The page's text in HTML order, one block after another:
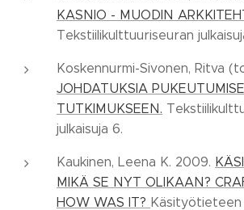
KASNIO - MUODIN
Tekstiilikulttuuriseuran
Koskennurmi-Sivonen, Ritva
JOHDATUKSIA
TUTKIMUKSEEN.
julkaisuja 6.
Kaukinen, Leena K. 2009.
MIKÄ SE NYT OLIKAAN?
HOW WAS IT?